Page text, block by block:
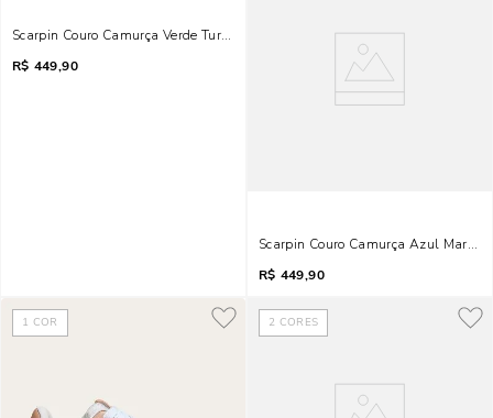
Scarpin Couro Camurça Verde Turmalina Salto Alto
R$ 449,90
Scarpin Couro Camurça Azul
R$ 449,90
1 COR 2 CORES